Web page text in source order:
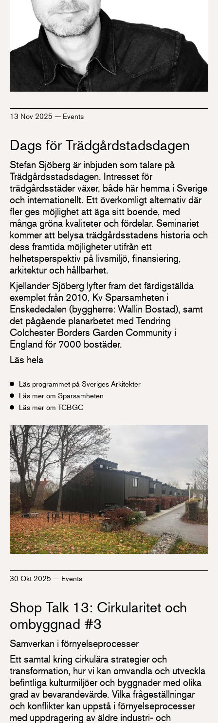
13 Nov 2025 — Events
Dags för Trädgårdstadsdagen
Stefan Sjöberg är inbjuden som talare på
Trädgårdsstadsdagen. Intresset för
trädgårdsstäder växer, både här hemma i Sverige
och internationellt. Ett överkomligt alternativ där
fler ges möjlighet att äga sitt boende, med
många gröna kvaliteter och fördelar. Seminariet
kommer att belysa trädgårdsstadens historia och
dess framtida möjligheter utifrån ett
helhetsperspektiv på livsmiljö, finansiering,
arkitektur och hållbarhet.
Kjellander Sjöberg lyfter fram det färdigställda
exemplet från 2010, Kv Sparsamheten i
Enskededalen (byggherre: Wallin Bostad), samt
det pågående planarbetet med Tendring
Colchester Borders Garden Community i
England för 7000 bostäder.
Läs hela
Läs programmet på Sveriges Arkitekter
Läs mer om Sparsamheten
Läs mer om TCBGC
30 Okt 2025 — Events
Shop Talk 13: Cirkularitet och
ombyggnad #3
Samverkan i förnyelseprocesser
Ett samtal kring cirkulära strategier och
transformation, hur vi kan omvandla och utveckla
befintliga kulturmiljöer och byggnader med olika
grad av bevarandevärde. Vilka frågeställningar
och konflikter kan uppstå i förnyelseprocesser
med uppdragering av äldre industri- och